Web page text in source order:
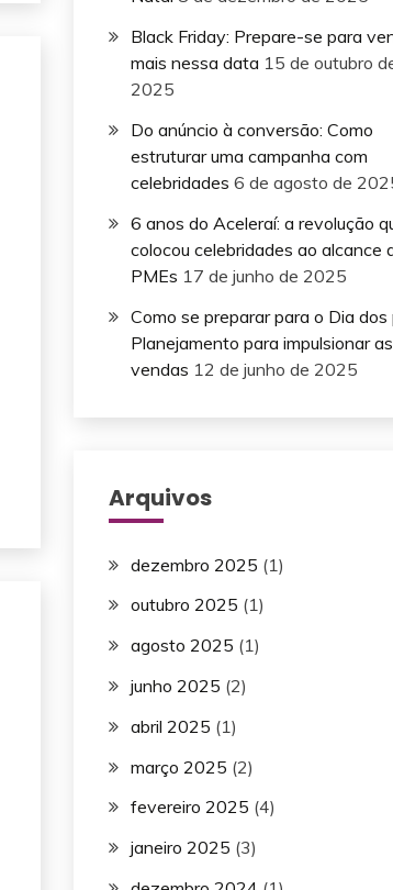
Black Friday: Prepare-se para
mais nessa data 15 de outubro
2025
Do anúncio à conversão: Como
estruturar uma campanha com
celebridades 6 de agosto de
6 anos do Aceleraí: a revolução
colocou celebridades ao alcance
PMEs 17 de junho de 2025
Como se preparar para o Dia dos
Planejamento para impulsionar as
vendas 12 de junho de 2025
Arquivos
dezembro 2025 (1)
outubro 2025 (1)
agosto 2025 (1)
junho 2025 (2)
abril 2025 (1)
março 2025 (2)
fevereiro 2025 (4)
janeiro 2025 (3)